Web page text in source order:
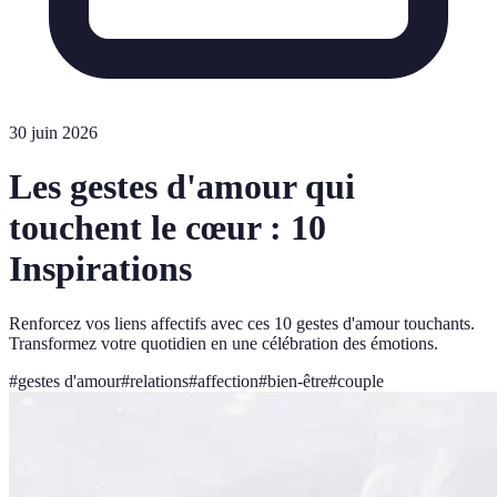
30 juin 2026
Les gestes d'amour qui
touchent le cœur : 10
Inspirations
Renforcez vos liens affectifs avec ces 10 gestes d'amour touchants.
Transformez votre quotidien en une célébration des émotions.
#gestes d'amour#relations#affection#bien-être#couple